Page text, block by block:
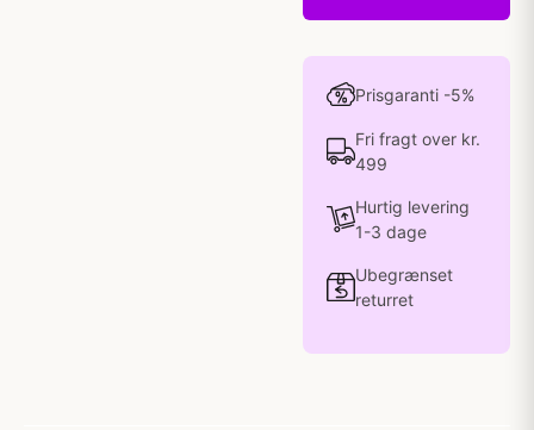
Prisgaranti -5%
Fri fragt over kr.
499
Hurtig levering
1-3 dage
Ubegrænset
returret